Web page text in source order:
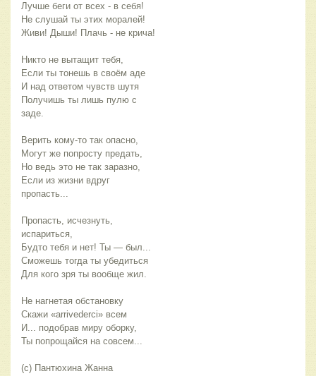
Лучше беги от всех - в себя!
Не слушай ты этих моралей!
Живи! Дыши! Плачь - не крича!
Никто не вытащит тебя,
Если ты тонешь в своём аде
И над ответом чувств шутя
Получишь ты лишь пулю с
заде.
Верить кому-то так опасно,
Могут же попросту предать,
Но ведь это не так заразно,
Если из жизни вдруг
пропасть...
Пропасть, исчезнуть,
испариться,
Будто тебя и нет! Ты — был...
Сможешь тогда ты убедиться
Для кого зря ты вообще жил.
Не нагнетая обстановку
Скажи «аrrivederci» всем
И... подобрав миру оборку,
Ты попрощайся на совсем...
(с) Пантюхина Жанна